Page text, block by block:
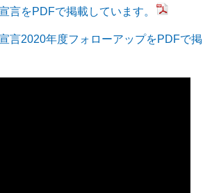
言をPDFで掲載しています。
言2020年度フォローアップをPDFで掲